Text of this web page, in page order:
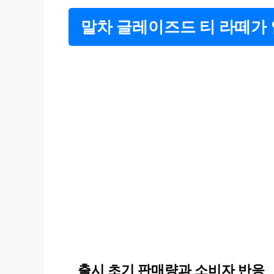
말차 글레이즈드 티 라떼가
출시 초기 판매량과 소비자 반응